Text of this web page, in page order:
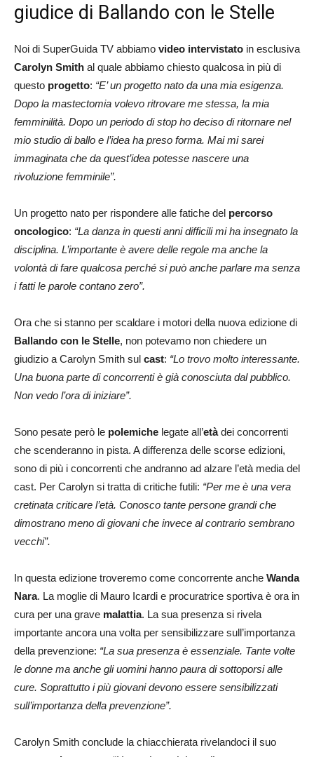
giudice di Ballando con le Stelle
Noi di SuperGuida TV abbiamo video intervistato in esclusiva
Carolyn Smith al quale abbiamo chiesto qualcosa in più di
questo progetto: “E’ un progetto nato da una mia esigenza.
Dopo la mastectomia volevo ritrovare me stessa, la mia
femminilità. Dopo un periodo di stop ho deciso di ritornare nel
mio studio di ballo e l’idea ha preso forma. Mai mi sarei
immaginata che da quest’idea potesse nascere una
rivoluzione femminile”.
Un progetto nato per rispondere alle fatiche del percorso
oncologico: “La danza in questi anni difficili mi ha insegnato la
disciplina. L’importante è avere delle regole ma anche la
volontà di fare qualcosa perché si può anche parlare ma senza
i fatti le parole contano zero”.
Ora che si stanno per scaldare i motori della nuova edizione di
Ballando con le Stelle, non potevamo non chiedere un
giudizio a Carolyn Smith sul cast: “Lo trovo molto interessante.
Una buona parte di concorrenti è già conosciuta dal pubblico.
Non vedo l’ora di iniziare”.
Sono pesate però le polemiche legate all’etàdei concorrenti
che scenderanno in pista. A differenza delle scorse edizioni,
sono di più i concorrenti che andranno ad alzare l’età media del
cast. Per Carolyn si tratta di critiche futili: “Per me è una vera
cretinata criticare l’età. Conosco tante persone grandi che
dimostrano meno di giovani che invece al contrario sembrano
vecchi”.
In questa edizione troveremo come concorrente anche Wanda
Nara. La moglie di Mauro Icardi e procuratrice sportiva è ora in
cura per una grave malattia. La sua presenza si rivela
importante ancora una volta per sensibilizzare sull’importanza
della prevenzione: “La sua presenza è essenziale. Tante volte
le donne ma anche gli uomini hanno paura di sottoporsi alle
cure. Soprattutto i più giovani devono essere sensibilizzati
sull’importanza della prevenzione”.
Carolyn Smith conclude la chiacchierata rivelandoci il suo